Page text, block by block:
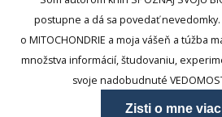
postupne a dá sa povedať
o MITOCHONDRIE a moja vášeň a túžba
množstva informácií, študovaniu,
svoje nadobudnuté
Zisti o mne viac